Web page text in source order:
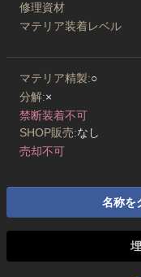
修理資材
マテリア装着レベル
マテリア精製:○
分解:×
禁断装着不可
SHOP販売:なし
売却不可
名称を